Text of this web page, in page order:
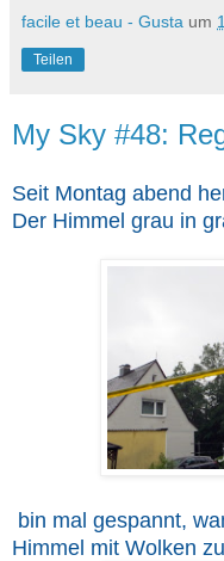
facile et beau - Gusta um
Teilen
My Sky #48:
Seit Montag abend
Der Himmel grau in
bin mal gespannt,
Himmel mit Wolken